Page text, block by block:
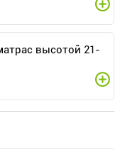
высотой 21-